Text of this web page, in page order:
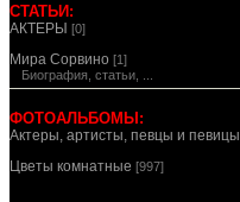
СТАТЬИ:
АКТЕРЫ [0]
Мира Сорвино [1]
Биография, статьи, ...
ФОТОАЛЬБОМЫ:
Актеры, артисты, певцы и певицы
Цветы комнатные [997]